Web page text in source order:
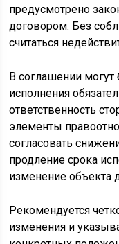
предусмотрено
договором. Без
считаться
В соглашении
исполнения
ответственность
элементы
согласовать
продление срока
изменение объекта
Рекомендуется
изменения и